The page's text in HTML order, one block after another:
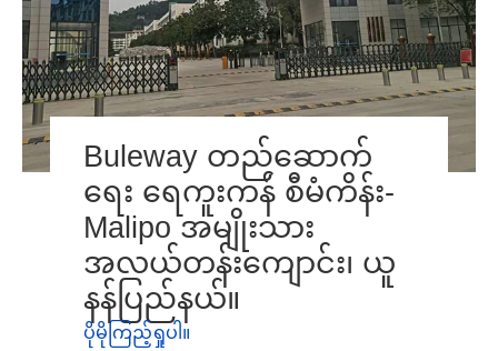
Buleway တည်ဆောက်
ရေး ရေကူးကန် စီမံကိန်း-
Malipo အမျိုးသား
အလယ်တန်းကျောင်း၊ ယူ
နန်ပြည်နယ်။
ပိုမိုကြည့်ရှုပါ။